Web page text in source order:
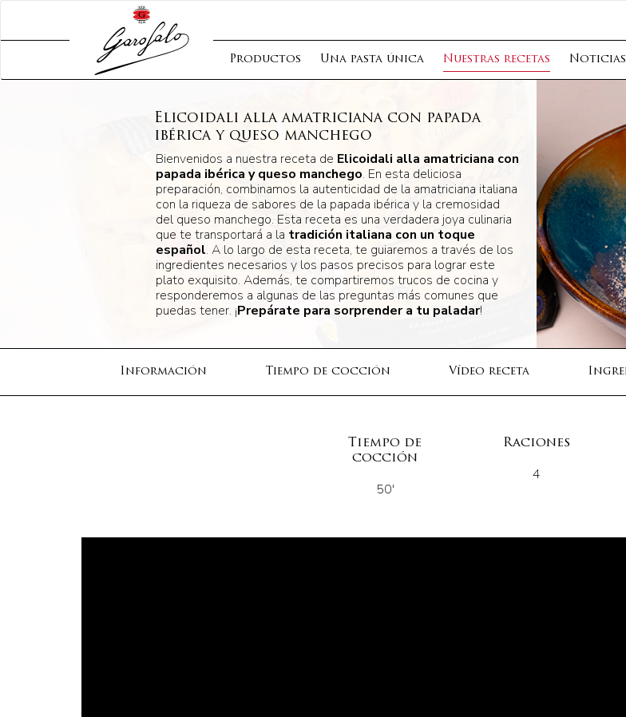
Productos Una pasta única Nuestras recetas Noticias
Elicoidali alla amatriciana con papada
ibérica y queso manchego
Bienvenidos a nuestra receta de Elicoidali alla amatriciana con
papada ibérica y queso manchego. En esta deliciosa
preparación, combinamos la autenticidad de la amatriciana italiana
con la riqueza de sabores de la papada ibérica y la cremosidad
del queso manchego. Esta receta es una verdadera joya culinaria
que te transportará a la tradición italiana con un toque
español. A lo largo de esta receta, te guiaremos a través de los
ingredientes necesarios y los pasos precisos para lograr este
plato exquisito. Además, te compartiremos trucos de cocina y
responderemos a algunas de las preguntas más comunes que
puedas tener. ¡Prepárate para sorprender a tu paladar!
Información Tiempo de cocción Vídeo receta
Tiempo de
cocción
50'
Raciones
4